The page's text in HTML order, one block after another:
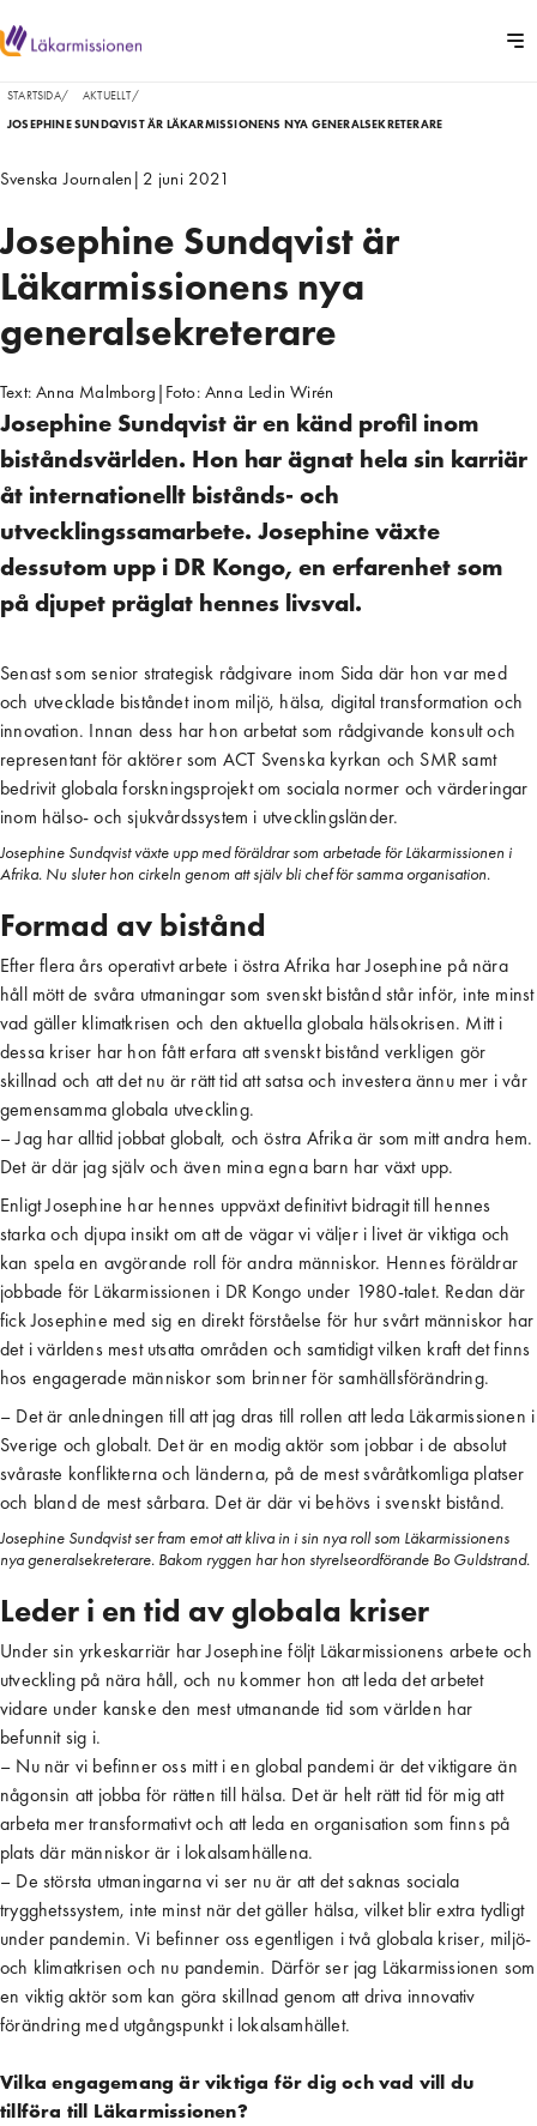
STARTSIDA/ AKTUELLT/
JOSEPHINE SUNDQVIST ÄR LÄKARMISSIONENS NYA GENERALSEKRETERARE
Svenska Journalen | 2 juni 2021
Josephine Sundqvist är
Läkarmissionens nya
generalsekreterare
Text: Anna Malmborg | Foto: Anna Ledin Wirén
Josephine Sundqvist är en känd profil inom
biståndsvärlden. Hon har ägnat hela sin karriär
åt internationellt bistånds- och
utvecklingssamarbete. Josephine växte
dessutom upp i DR Kongo, en erfarenhet som
på djupet präglat hennes livsval.
Senast som senior strategisk rådgivare inom Sida där hon var med
och utvecklade biståndet inom miljö, hälsa, digital transformation och
innovation. Innan dess har hon arbetat som rådgivande konsult och
representant för aktörer som ACT Svenska kyrkan och SMR samt
bedrivit globala forskningsprojekt om sociala normer och värderingar
inom hälso- och sjukvårdssystem i utvecklingsländer.
Josephine Sundqvist växte upp med föräldrar som arbetade för Läkarmissionen i
Afrika. Nu sluter hon cirkeln genom att själv bli chef för samma organisation.
Formad av bistånd
Efter flera års operativt arbete i östra Afrika har Josephine på nära
håll mött de svåra utmaningar som svenskt bistånd står inför, inte minst
vad gäller klimatkrisen och den aktuella globala hälsokrisen. Mitt i
dessa kriser har hon fått erfara att svenskt bistånd verkligen gör
skillnad och att det nu är rätt tid att satsa och investera ännu mer i vår
gemensamma globala utveckling.
– Jag har alltid jobbat globalt, och östra Afrika är som mitt andra hem.
Det är där jag själv och även mina egna barn har växt upp.
Enligt Josephine har hennes uppväxt definitivt bidragit till hennes
starka och djupa insikt om att de vägar vi väljer i livet är viktiga och
kan spela en avgörande roll för andra människor. Hennes föräldrar
jobbade för Läkarmissionen i DR Kongo under 1980-talet. Redan där
fick Josephine med sig en direkt förståelse för hur svårt människor har
det i världens mest utsatta områden och samtidigt vilken kraft det finns
hos engagerade människor som brinner för samhällsförändring.
– Det är anledningen till att jag dras till rollen att leda Läkarmissionen i
Sverige och globalt. Det är en modig aktör som jobbar i de absolut
svåraste konflikterna och länderna, på de mest svåråtkomliga platser
och bland de mest sårbara. Det är där vi behövs i svenskt bistånd.
Josephine Sundqvist ser fram emot att kliva in i sin nya roll som Läkarmissionens
nya generalsekreterare. Bakom ryggen har hon styrelseordförande Bo Guldstrand.
Leder i en tid av globala kriser
Under sin yrkeskarriär har Josephine följt Läkarmissionens arbete och
utveckling på nära håll, och nu kommer hon att leda det arbetet
vidare under kanske den mest utmanande tid som världen har
befunnit sig i.
– Nu när vi befinner oss mitt i en global pandemi är det viktigare än
någonsin att jobba för rätten till hälsa. Det är helt rätt tid för mig att
arbeta mer transformativt och att leda en organisation som finns på
plats där människor är i lokalsamhällena.
– De största utmaningarna vi ser nu är att det saknas sociala
trygghetssystem, inte minst när det gäller hälsa, vilket blir extra tydligt
under pandemin. Vi befinner oss egentligen i två globala kriser, miljö-
och klimatkrisen och nu pandemin. Därför ser jag Läkarmissionen som
en viktig aktör som kan göra skillnad genom att driva innovativ
förändring med utgångspunkt i lokalsamhället.
Vilka engagemang är viktiga för dig och vad vill du
tillföra till Läkarmissionen?